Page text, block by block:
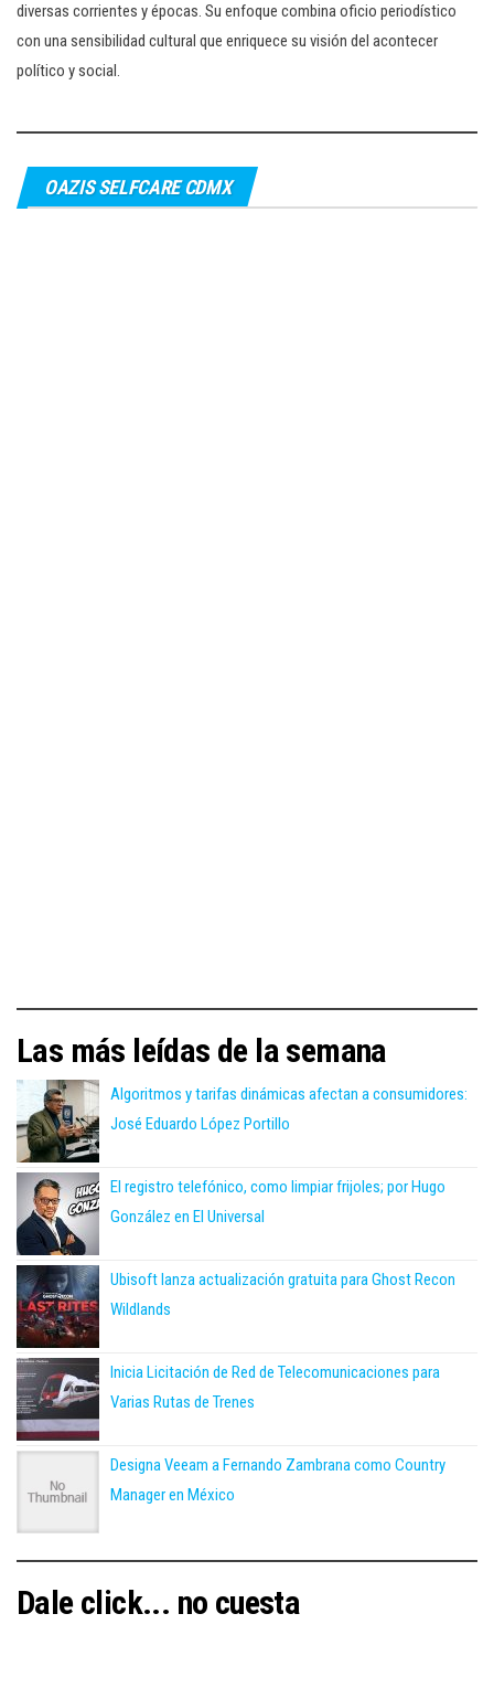
diversas corrientes y épocas. Su enfoque combina oficio periodístico
con una sensibilidad cultural que enriquece su visión del acontecer
político y social.
OAZIS SELFCARE CDMX
Las más leídas de la semana
Algoritmos y tarifas dinámicas afectan a consumidores:
José Eduardo López Portillo
El registro telefónico, como limpiar frijoles; por Hugo
González en El Universal
Ubisoft lanza actualización gratuita para Ghost Recon
Wildlands
Inicia Licitación de Red de Telecomunicaciones para
Varias Rutas de Trenes
Designa Veeam a Fernando Zambrana como Country
Manager en México
Dale click... no cuesta